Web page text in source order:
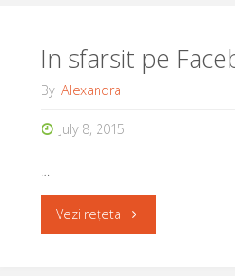
In sfarsit pe
By Alexandra
July 8, 2015
Vezi rețeta "In